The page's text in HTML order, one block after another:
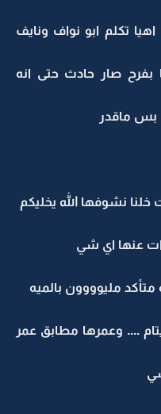
تكلم ابو نواف ونايف
صار حادث حتى انه
بس ماقدر
خلنا نشوفها الله يخليكم
عنها اي شي
مليوووون بالميه
.... وعمرها مطابق عمر